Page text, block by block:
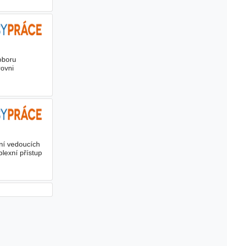
vedoucích
přístup